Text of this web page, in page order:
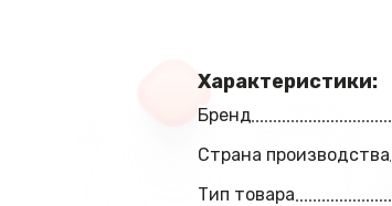
Характеристики:
Бренд
Страна производства
Тип товара